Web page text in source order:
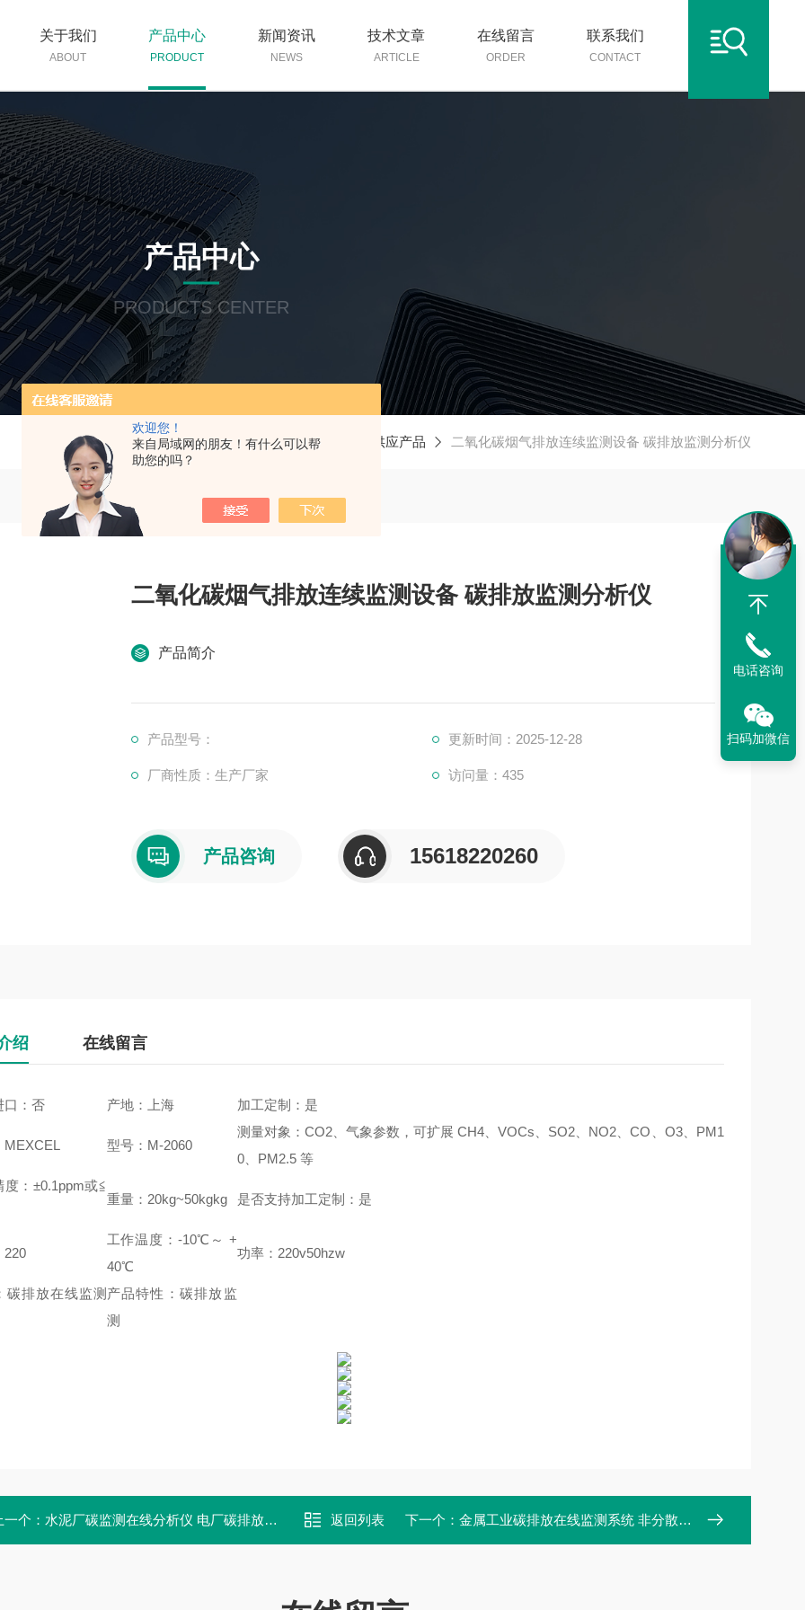
欢迎您！
来自局域网的朋友！有什么可以帮
助您的吗？
关于我们
ABOUT
产品中心
PRODUCT
新闻资讯
NEWS
技术文章
ARTICLE
在线留言
ORDER
联系我们
CONTACT
产品中心
PRODUCTS CENTER
当前位置：首页 产品中心 供应产品 二氧化碳烟气排放连续监测设备 碳排放监测分析仪
二氧化碳烟气排放连续监测设备 碳排放监测分析仪
产品简介
产品型号： 更新时间：2025-12-28
厂商性质：生产厂家 访问量：435
产品咨询 15618220260
绍 在线留言
口：否 产地：上海 加工定制：是
型号：M-2060
测量对象：CO2、气象参数，可扩展 CH4、VOCs、SO2、NO2、CO、O3、PM1
0、PM2.5 等
度：±0.1ppm或≦
重量：20kg~50kgkg
是否支持加工定制：是
220
工作温度：-10℃～ +
40℃
功率：220v50hzw
碳排放在线监测 产品特性：碳排放监
测
一个： 水泥厂碳监测在线分析仪 电厂碳排放监测系统 麦越M-3000C 返回列表 下一个： 金属工业碳排放在线监测系统 非分散红外光电技术 麦越M-3000C
电话咨询
扫码加微信